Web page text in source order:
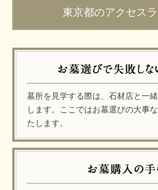
東京都のアクセス
墓所を見学する際は、石材店と一
します。ここではお墓選びの大事
たします。